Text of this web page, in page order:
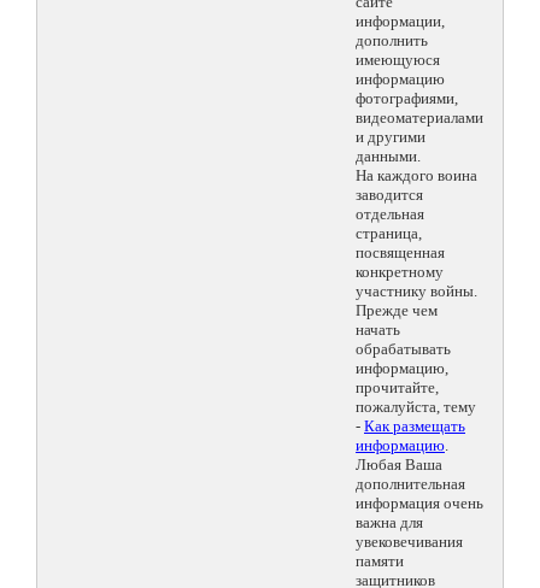
информации,
дополнить
имеющуюся
информацию
фотографиями,
видеоматериалами
и другими
данными.
На каждого воина
заводится
отдельная
страница,
посвященная
конкретному
участнику войны.
Прежде чем
начать
обрабатывать
информацию,
прочитайте,
пожалуйста, тему
- Как размещать
информацию.
Любая Ваша
дополнительная
информация очень
важна для
увековечивания
памяти
защитников